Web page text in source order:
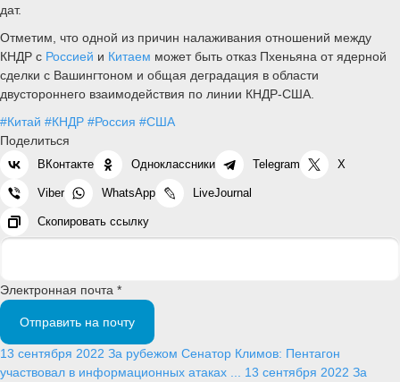
дат.
Отметим, что одной из причин налаживания отношений между
КНДР с Россией и Китаем может быть отказ Пхеньяна от ядерной
сделки с Вашингтоном и общая деградация в области
двустороннего взаимодействия по линии КНДР-США.
#Китай #КНДР #Россия #США
Поделиться
ВКонтакте Одноклассники Telegram X
Viber WhatsApp LiveJournal
Скопировать ссылку
Электронная почта *
Отправить на почту
13 сентября 2022 За рубежом Сенатор Климов: Пентагон
участвовал в информационных атаках ... 13 сентября 2022 За